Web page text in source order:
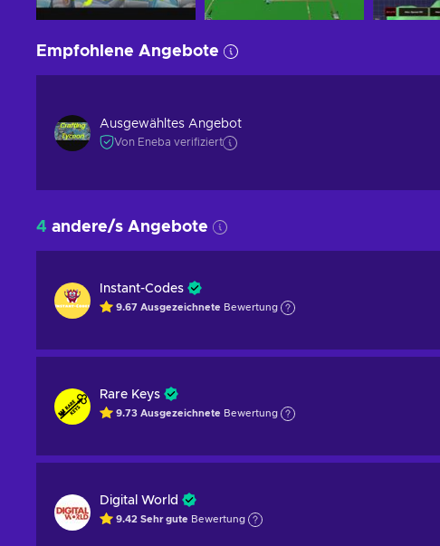
Empfohlene Angebote
Ausgewähltes Angebot
Von Eneba verifiziert
4 andere/s Angebote
Instant-Codes
9.67 Ausgezeichnete Bewertung
Rare Keys
9.73 Ausgezeichnete Bewertung
Digital World
9.42 Sehr gute Bewertung